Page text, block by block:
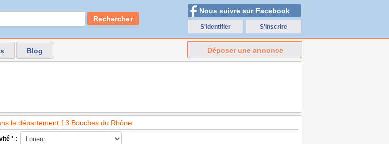
Rechercher
Nous suivre sur Facebook
S'identifier S'inscrire
Blog Déposer une annonce
le département 13 Bouches du Rhône
* :